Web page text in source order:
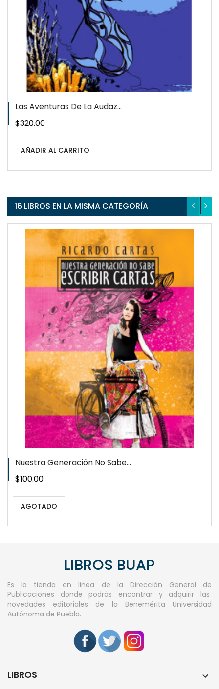
Las Aventuras De La Audaz...
Precio
$320.00
AÑADIR AL CARRITO
16 LIBROS EN LA MISMA CATEGORÍA
Nuestra Generación No Sabe...
Precio
$100.00
AGOTADO
QUICKVIEW
WISHLIST
LIBROS BUAP
Es la tienda en linea de la Dirección General de
Publicaciones donde podrás encontrar y adquirir las
novedades editoriales de la Benemérita Universidad
Autónoma de Puebla.
LIBROS 